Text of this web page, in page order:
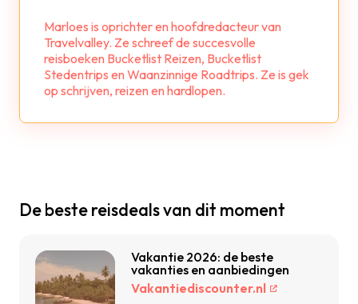
Marloes is oprichter en hoofdredacteur van
Travelvalley. Ze schreef de succesvolle
reisboeken Bucketlist Reizen, Bucketlist
Stedentrips en Waanzinnige Roadtrips. Ze is gek
op schrijven, reizen en hardlopen.
De beste reisdeals van dit moment
Vakantie 2026: de beste
vakanties en aanbiedingen
Vakantiediscounter.nl